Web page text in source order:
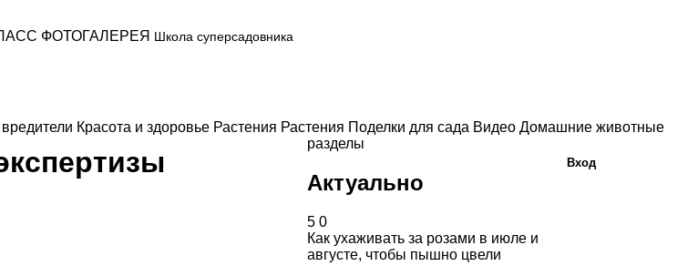
ФОТОГАЛЕРЕЯ Школа суперсадовника
Красота и здоровье Растения Растения Поделки для сада Видео Домашние животные
разделы
Актуально
5 0
Как ухаживать за розами в июле и
августе, чтобы пышно цвели
Вход